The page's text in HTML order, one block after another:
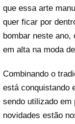
que essa arte
quer ficar por
bombar neste ano,
em alta na moda
Combinando o
está conquistando
sendo utilizado
novidades estão